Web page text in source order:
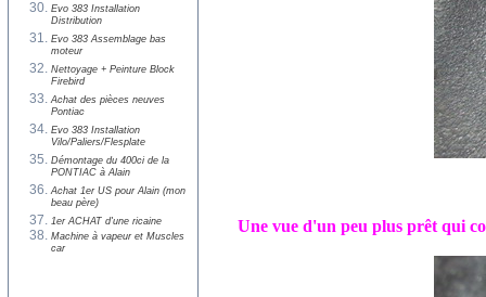
Evo 383 Installation
Distribution
Evo 383 Assemblage bas
moteur
Nettoyage + Peinture Block
Firebird
Achat des pièces neuves
Pontiac
Evo 383 Installation
Vilo/Paliers/Flesplate
Démontage du 400ci de la
PONTIAC à Alain
Achat 1er US pour Alain (mon
beau père)
1er ACHAT d'une ricaine
Machine à vapeur et Muscles
car
Une vue d'un peu plus prêt qui